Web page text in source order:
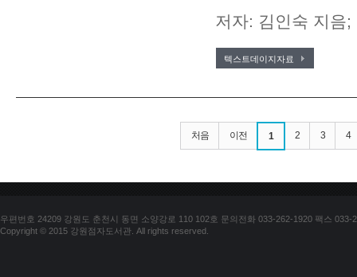
저자: 김인숙 지음
텍스트데이지자료
처음 이전 1 2 3 4
우편번호 24209 강원도 춘천시 동면 소양강로 110 102호 문의전화 033-262-1920 팩스 033-
Copyright © 2015 강원점자도서관. All rights reserved.